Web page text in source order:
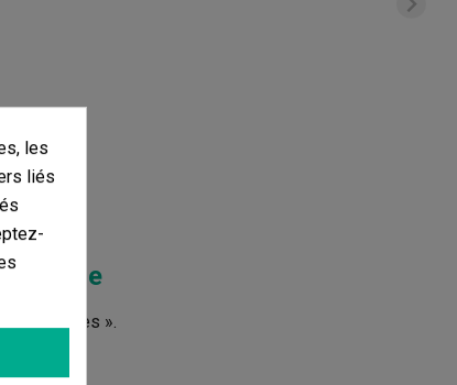
langues ».
les
liés